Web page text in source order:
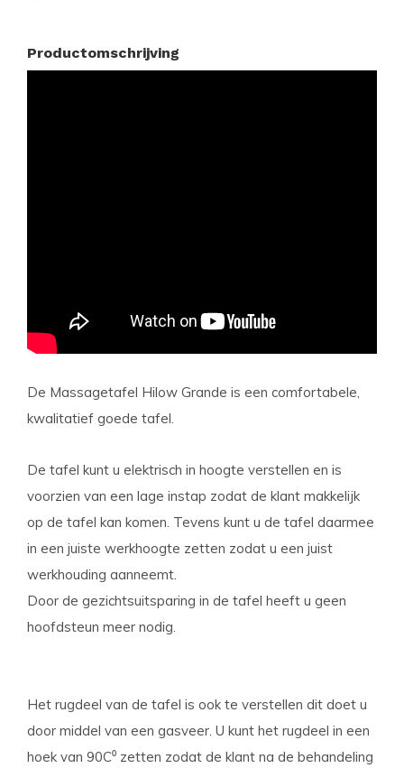
Productomschrijving
De Massagetafel Hilow Grande is een comfortabele,
kwalitatief goede tafel.
De tafel kunt u elektrisch in hoogte verstellen en is
voorzien van een lage instap zodat de klant makkelijk
op de tafel kan komen. Tevens kunt u de tafel daarmee
in een juiste werkhoogte zetten zodat u een juist
werkhouding aanneemt.
Door de gezichtsuitsparing in de tafel heeft u geen
hoofdsteun meer nodig.
Het rugdeel van de tafel is ook te verstellen dit doet u
door middel van een gasveer. U kunt het rugdeel in een
hoek van 90C⁰ zetten zodat de klant na de behandeling